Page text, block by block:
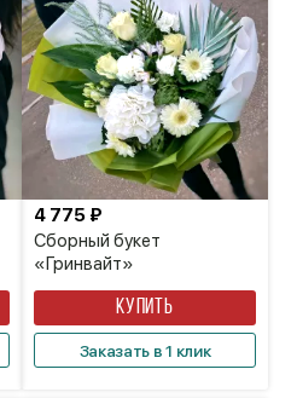
Сборный букет
«Гринвайт»
4 775 ₽
КУПИТЬ
Заказать в 1 клик